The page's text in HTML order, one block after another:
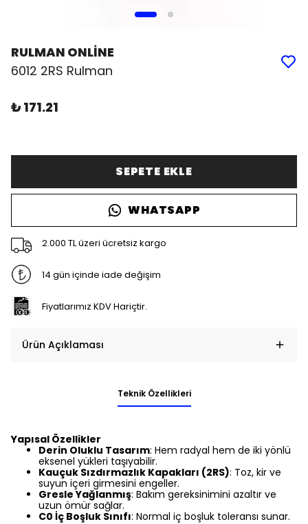
RULMAN ONLİNE
6012 2RS Rulman
₺ 171.21
SEPETE EKLE
WHATSAPP
2.000 TL üzeri ücretsiz kargo
14 gün içinde iade değişim
Fiyatlarımız KDV Hariçtir.
Ürün Açıklaması
Teknik Özellikleri
Yapısal Özellikler
Derin Oluklu Tasarım: Hem radyal hem de iki yönlü
eksenel yükleri taşıyabilir.
Kauçuk Sızdırmazlık Kapakları (2RS): Toz, kir ve
suyun içeri girmesini engeller.
Gresle Yağlanmış: Bakım gereksinimini azaltır ve
uzun ömür sağlar.
C0 İç Boşluk Sınıfı: Normal iç boşluk toleransı sunar.